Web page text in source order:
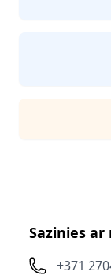
Sazinies ar
+371